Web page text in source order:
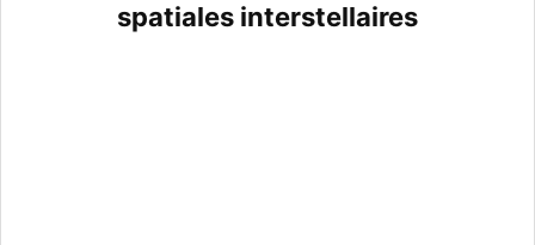
spatiales interstellaires